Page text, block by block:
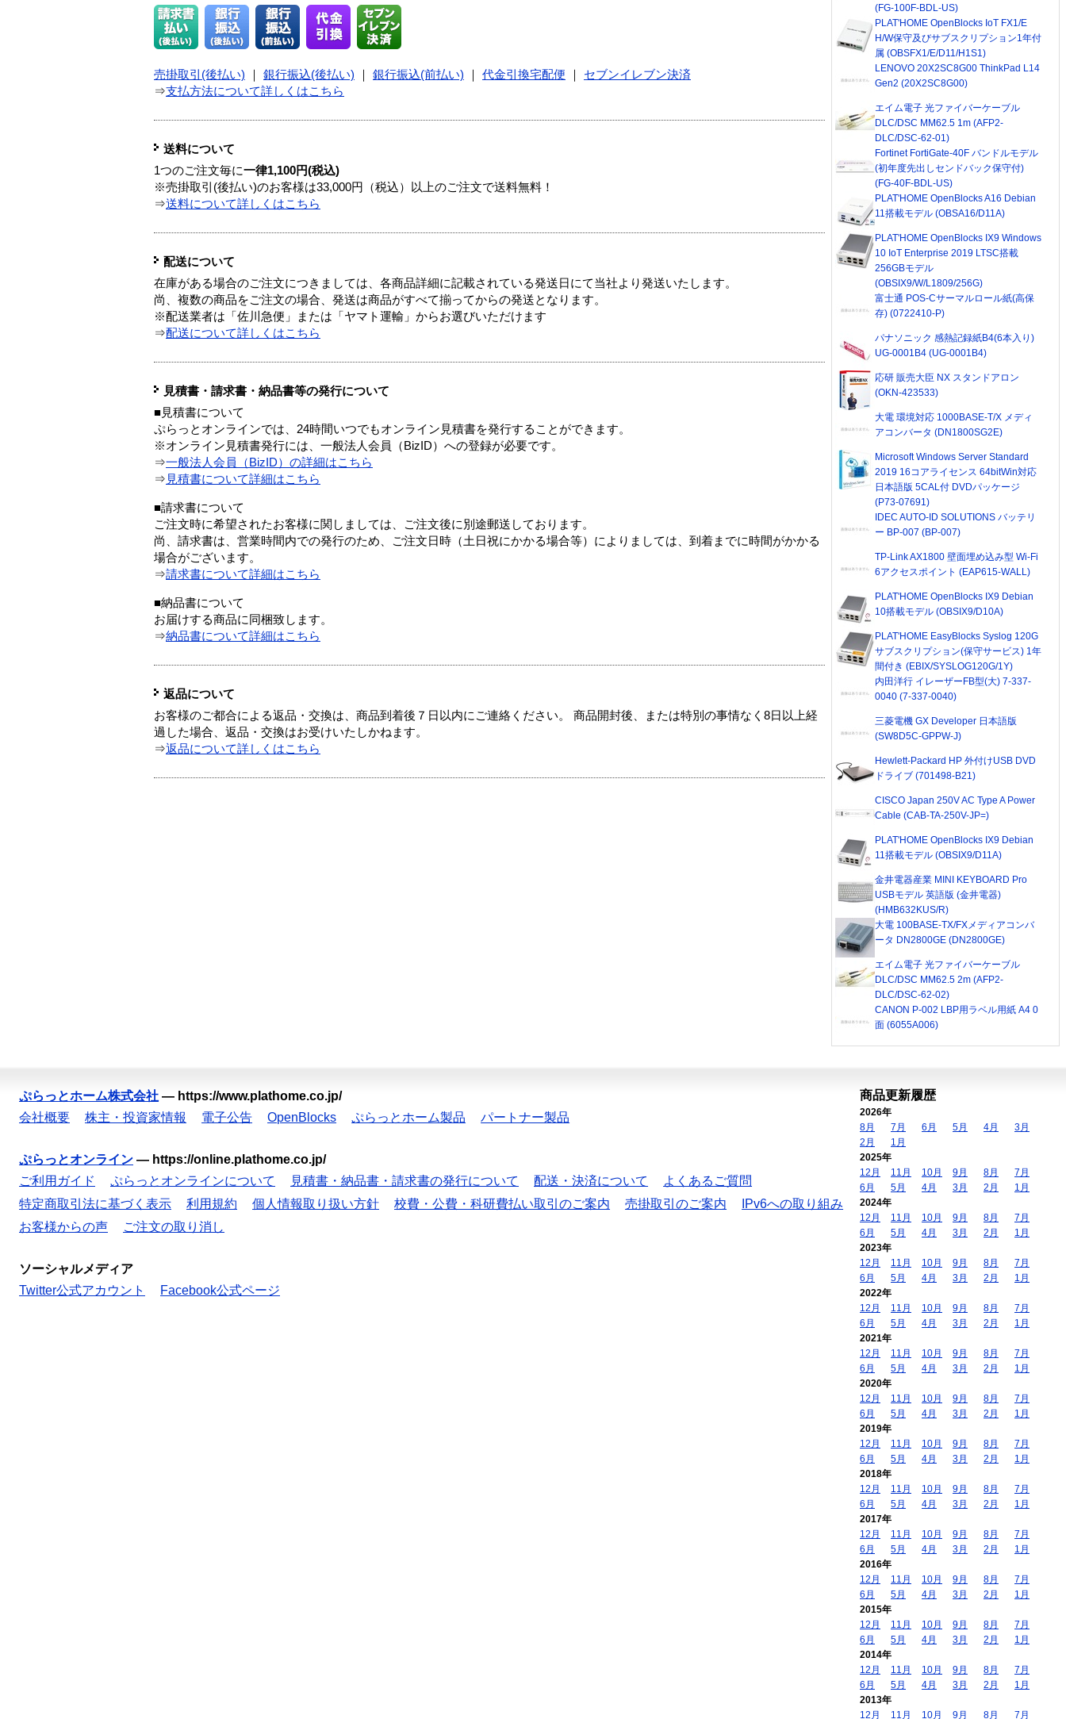
売掛取引(後払い) 銀行振込(後払い) 銀行振込(前払い) 代金引換宅配便
セブンイレブン決済
⇒支払方法について詳しくはこちら
送料について
1つのご注文毎に一律1,100円(税込)
※売掛取引(後払い)のお客様は33,000円（税込）以上のご注文で送料無料！
⇒送料について詳しくはこちら
配送について
在庫がある場合のご注文につきましては、各商品詳細に記載されている発送日にて当社より発送いたします。
尚、複数の商品をご注文の場合、発送は商品がすべて揃ってからの発送となります。
※配送業者は「佐川急便」または「ヤマト運輸」からお選びいただけます
⇒配送について詳しくはこちら
見積書・請求書・納品書等の発行について
■見積書について
ぷらっとオンラインでは、24時間いつでもオンライン見積書を発行することができます。
※オンライン見積書発行には、一般法人会員（BizID）への登録が必要です。
⇒一般法人会員（BizID）の詳細はこちら
⇒ 見積書について詳細はこちら
■請求書について
ご注文時に希望されたお客様に関しましては、ご注文後に別途郵送しております。
尚、請求書は、営業時間内での発行のため、ご注文日時（土日祝にかかる場合等）によりましては、到着までに時間がかかる
場合がございます。
⇒請求書について詳細はこちら
■納品書について
お届けする商品に同梱致します。
⇒納品書について詳細はこちら
返品について
お客様のご都合による返品・交換は、商品到着後７日以内にご連絡ください。 商品開封後、または特別の事情なく8日以上経
過した場合、返品・交換はお受けいたしかねます。
⇒返品について詳しくはこちら
(FG-100F-BDL-US)
PLAT'HOME OpenBlocks IoT FX1/E
H/W保守及びサブスクリプション1年付
属 (OBSFX1/E/D11/H1S1)
LENOVO 20X2SC8G00 ThinkPad L14
Gen2 (20X2SC8G00)
エイム電子 光ファイバーケーブル
DLC/DSC MM62.5 1m (AFP2-
DLC/DSC-62-01)
Fortinet FortiGate-40F バンドルモデル
(初年度先出しセンドバック保守付)
(FG-40F-BDL-US)
PLAT'HOME OpenBlocks A16 Debian
11搭載モデル (OBSA16/D11A)
PLAT'HOME OpenBlocks IX9 Windows
10 IoT Enterprise 2019 LTSC搭載
256GBモデル
(OBSIX9/W/L1809/256G)
富士通 POS-Cサーマルロール紙(高保
存) (0722410-P)
パナソニック 感熱記録紙B4(6本入り)
UG-0001B4 (UG-0001B4)
応研 販売大臣 NX スタンドアロン
(OKN-423533)
大電 環境対応 1000BASE-T/X メディ
アコンバータ (DN1800SG2E)
Microsoft Windows Server Standard
2019 16コアライセンス 64bitWin対応
日本語版 5CAL付 DVDパッケージ
(P73-07691)
IDEC AUTO-ID SOLUTIONS バッテリ
ー BP-007 (BP-007)
TP-Link AX1800 壁面埋め込み型 Wi-Fi
6アクセスポイント (EAP615-WALL)
PLAT'HOME OpenBlocks IX9 Debian
10搭載モデル (OBSIX9/D10A)
PLAT'HOME EasyBlocks Syslog 120G
サブスクリプション(保守サービス) 1年
間付き (EBIX/SYSLOG120G/1Y)
内田洋行 イレーザーFB型(大) 7-337-
0040 (7-337-0040)
三菱電機 GX Developer 日本語版
(SW8D5C-GPPW-J)
Hewlett-Packard HP 外付けUSB DVD
ドライブ (701498-B21)
CISCO Japan 250V AC Type A Power
Cable (CAB-TA-250V-JP=)
PLAT'HOME OpenBlocks IX9 Debian
11搭載モデル (OBSIX9/D11A)
金井電器産業 MINI KEYBOARD Pro
USBモデル 英語版 (金井電器)
(HMB632KUS/R)
大電 100BASE-TX/FXメディアコンバ
ータ DN2800GE (DN2800GE)
エイム電子 光ファイバーケーブル
DLC/DSC MM62.5 2m (AFP2-
DLC/DSC-62-02)
CANON P-002 LBP用ラベル用紙 A4 0
面 (6055A006)
ぷらっとホーム株式会社 — https://www.plathome.co.jp/
会社概要
株主・投資家情報 電子公告 OpenBlocks ぷらっとホーム製品 パートナー製品
ぷらっとオンライン — https://online.plathome.co.jp/
ご利用ガイド
ぷらっとオンラインについて 見積書・納品書・請求書の発行について 配送・決済について
よくあるご質問
特定商取引法に基づく表示
利用規約 個人情報取り扱い方針 校費・公費・科研費払い取引のご案内 売掛取引のご案内
IPv6への取り組み
お客様からの声
ご注文の取り消し
ソーシャルメディア
Twitter公式アカウント
Facebook公式ページ
商品更新履歴
2026年
8月
7月 6月 5月 4月
3月
2月
1月
2025年
12月
11月 10月 9月 8月
7月
6月
5月 4月 3月 2月
1月
2024年
12月
11月 10月 9月 8月
7月
6月
5月 4月 3月 2月
1月
2023年
12月
11月 10月 9月 8月
7月
6月
5月 4月 3月 2月
1月
2022年
12月
11月 10月 9月 8月
7月
6月
5月 4月 3月 2月
1月
2021年
12月
11月 10月 9月 8月
7月
6月
5月 4月 3月 2月
1月
2020年
12月
11月 10月 9月 8月
7月
6月
5月 4月 3月 2月
1月
2019年
12月
11月 10月 9月 8月
7月
6月
5月 4月 3月 2月
1月
2018年
12月
11月 10月 9月 8月
7月
6月
5月 4月 3月 2月
1月
2017年
12月
11月 10月 9月 8月
7月
6月
5月 4月 3月 2月
1月
2016年
12月
11月 10月 9月 8月
7月
6月
5月 4月 3月 2月
1月
2015年
12月
11月 10月 9月 8月
7月
6月
5月 4月 3月 2月
1月
2014年
12月
11月 10月 9月 8月
7月
6月
5月 4月 3月 2月
1月
2013年
12月
11月 10月 9月 8月 7月